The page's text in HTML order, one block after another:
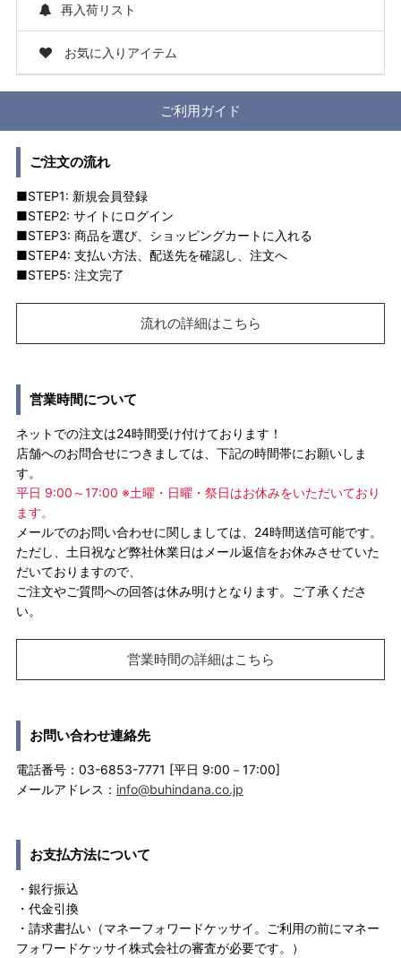
再入荷リスト
お気に入りアイテム
ご利用ガイド
ご注文の流れ
■STEP1: 新規会員登録
■STEP2: サイトにログイン
■STEP3: 商品を選び、ショッピングカートに入れる
■STEP4: 支払い方法、配送先を確認し、注文へ
■STEP5: 注文完了
流れの詳細はこちら
営業時間について
ネットでの注文は24時間受け付けております！
店舗へのお問合せにつきましては、下記の時間帯にお願いしま
す。
平日 9:00～17:00 ※土曜・日曜・祭日はお休みをいただいており
ます。
メールでのお問い合わせに関しましては、24時間送信可能です。
ただし、土日祝など弊社休業日はメール返信をお休みさせていた
だいておりますので、
ご注文やご質問への回答は休み明けとなります。ご了承くださ
い。
営業時間の詳細はこちら
お問い合わせ連絡先
電話番号：03-6853-7771 [平日 9:00－17:00]
メールアドレス： info@buhindana.co.jp
お支払方法について
・銀行振込
・代金引換
・請求書払い（マネーフォワードケッサイ。ご利用の前にマネー
フォワードケッサイ株式会社の審査が必要です。）